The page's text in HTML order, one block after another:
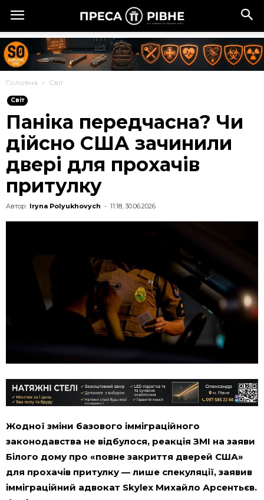
Головна Cвіт
Cвіт
Паніка передчасна? Чи
дійсно США зачинили
двері для прохачів
притулку
Автор: Iryna Polyukhovych - 11:18, 30.06.2026
Жодної зміни базового імміграційного
законодавства не відбулося, реакція ЗМІ на заяви
Білого дому про «повне закриття дверей США»
для прохачів притулку — лише спекуляції, заявив
імміграційний адвокат Skylex Михайло Арсентьєв.